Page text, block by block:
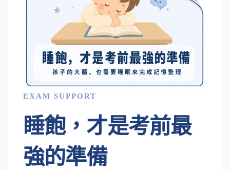
EXAM SUPPORT
睡飽，才是考前最
強的準備